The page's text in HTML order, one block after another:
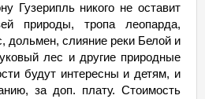
Гузерипль никого не оставит
природы, тропа леопарда,
дольмен, слияние реки Белой и
лес и другие природные
будут интересны и детям, и
за доп. плату. Стоимость